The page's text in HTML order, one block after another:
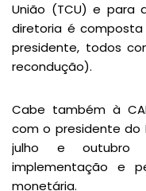
União (TCU) e para
diretoria é
presidente, todos
recondução).
Cabe também à
com o presidente do
julho e outubro
implementação e
monetária.